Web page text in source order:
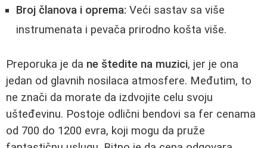
Broj članova i oprema: Veći sastav sa više
instrumenata i pevača prirodno košta više.
Preporuka je da ne štedite na muzici, jer je ona
jedan od glavnih nosilaca atmosfere. Međutim, to
ne znači da morate da izdvojite celu svoju
ušteđevinu. Postoje odlični bendovi sa fer cenama
od 700 do 1200 evra, koji mogu da pruže